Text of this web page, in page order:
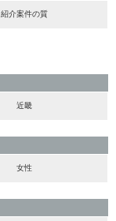
紹介案件の質
近畿
女性